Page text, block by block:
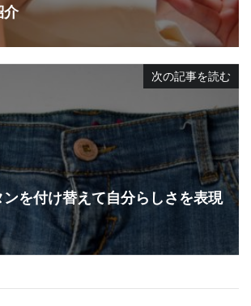
介
次の記事を読む
を付け替えて自分らしさを表現